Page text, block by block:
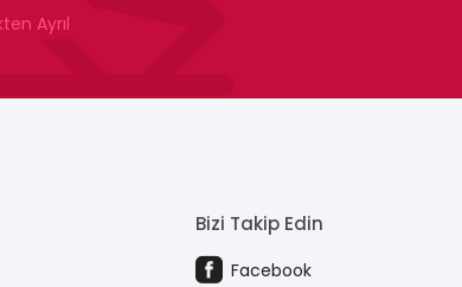
Ayrıl
Bizi Takip Edin
Facebook